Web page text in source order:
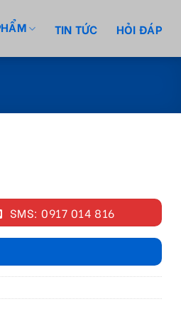
TIN TỨC HỎI ĐÁP
SMS: 0917 014 816